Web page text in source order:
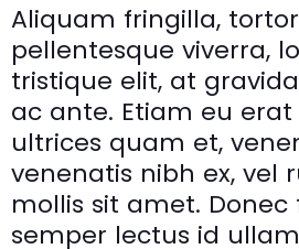
Aliquam fringilla,
pellentesque viverra,
tristique elit, at
ac ante. Etiam eu erat
ultrices quam et,
venenatis nibh ex, vel
mollis sit amet. Donec
semper lectus id